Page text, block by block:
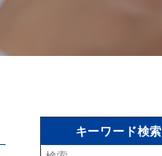
キーワード検索